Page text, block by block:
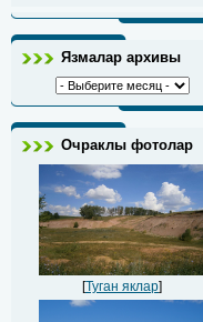
Язмалар архивы
Очраклы фотолар
[Туган яклар]